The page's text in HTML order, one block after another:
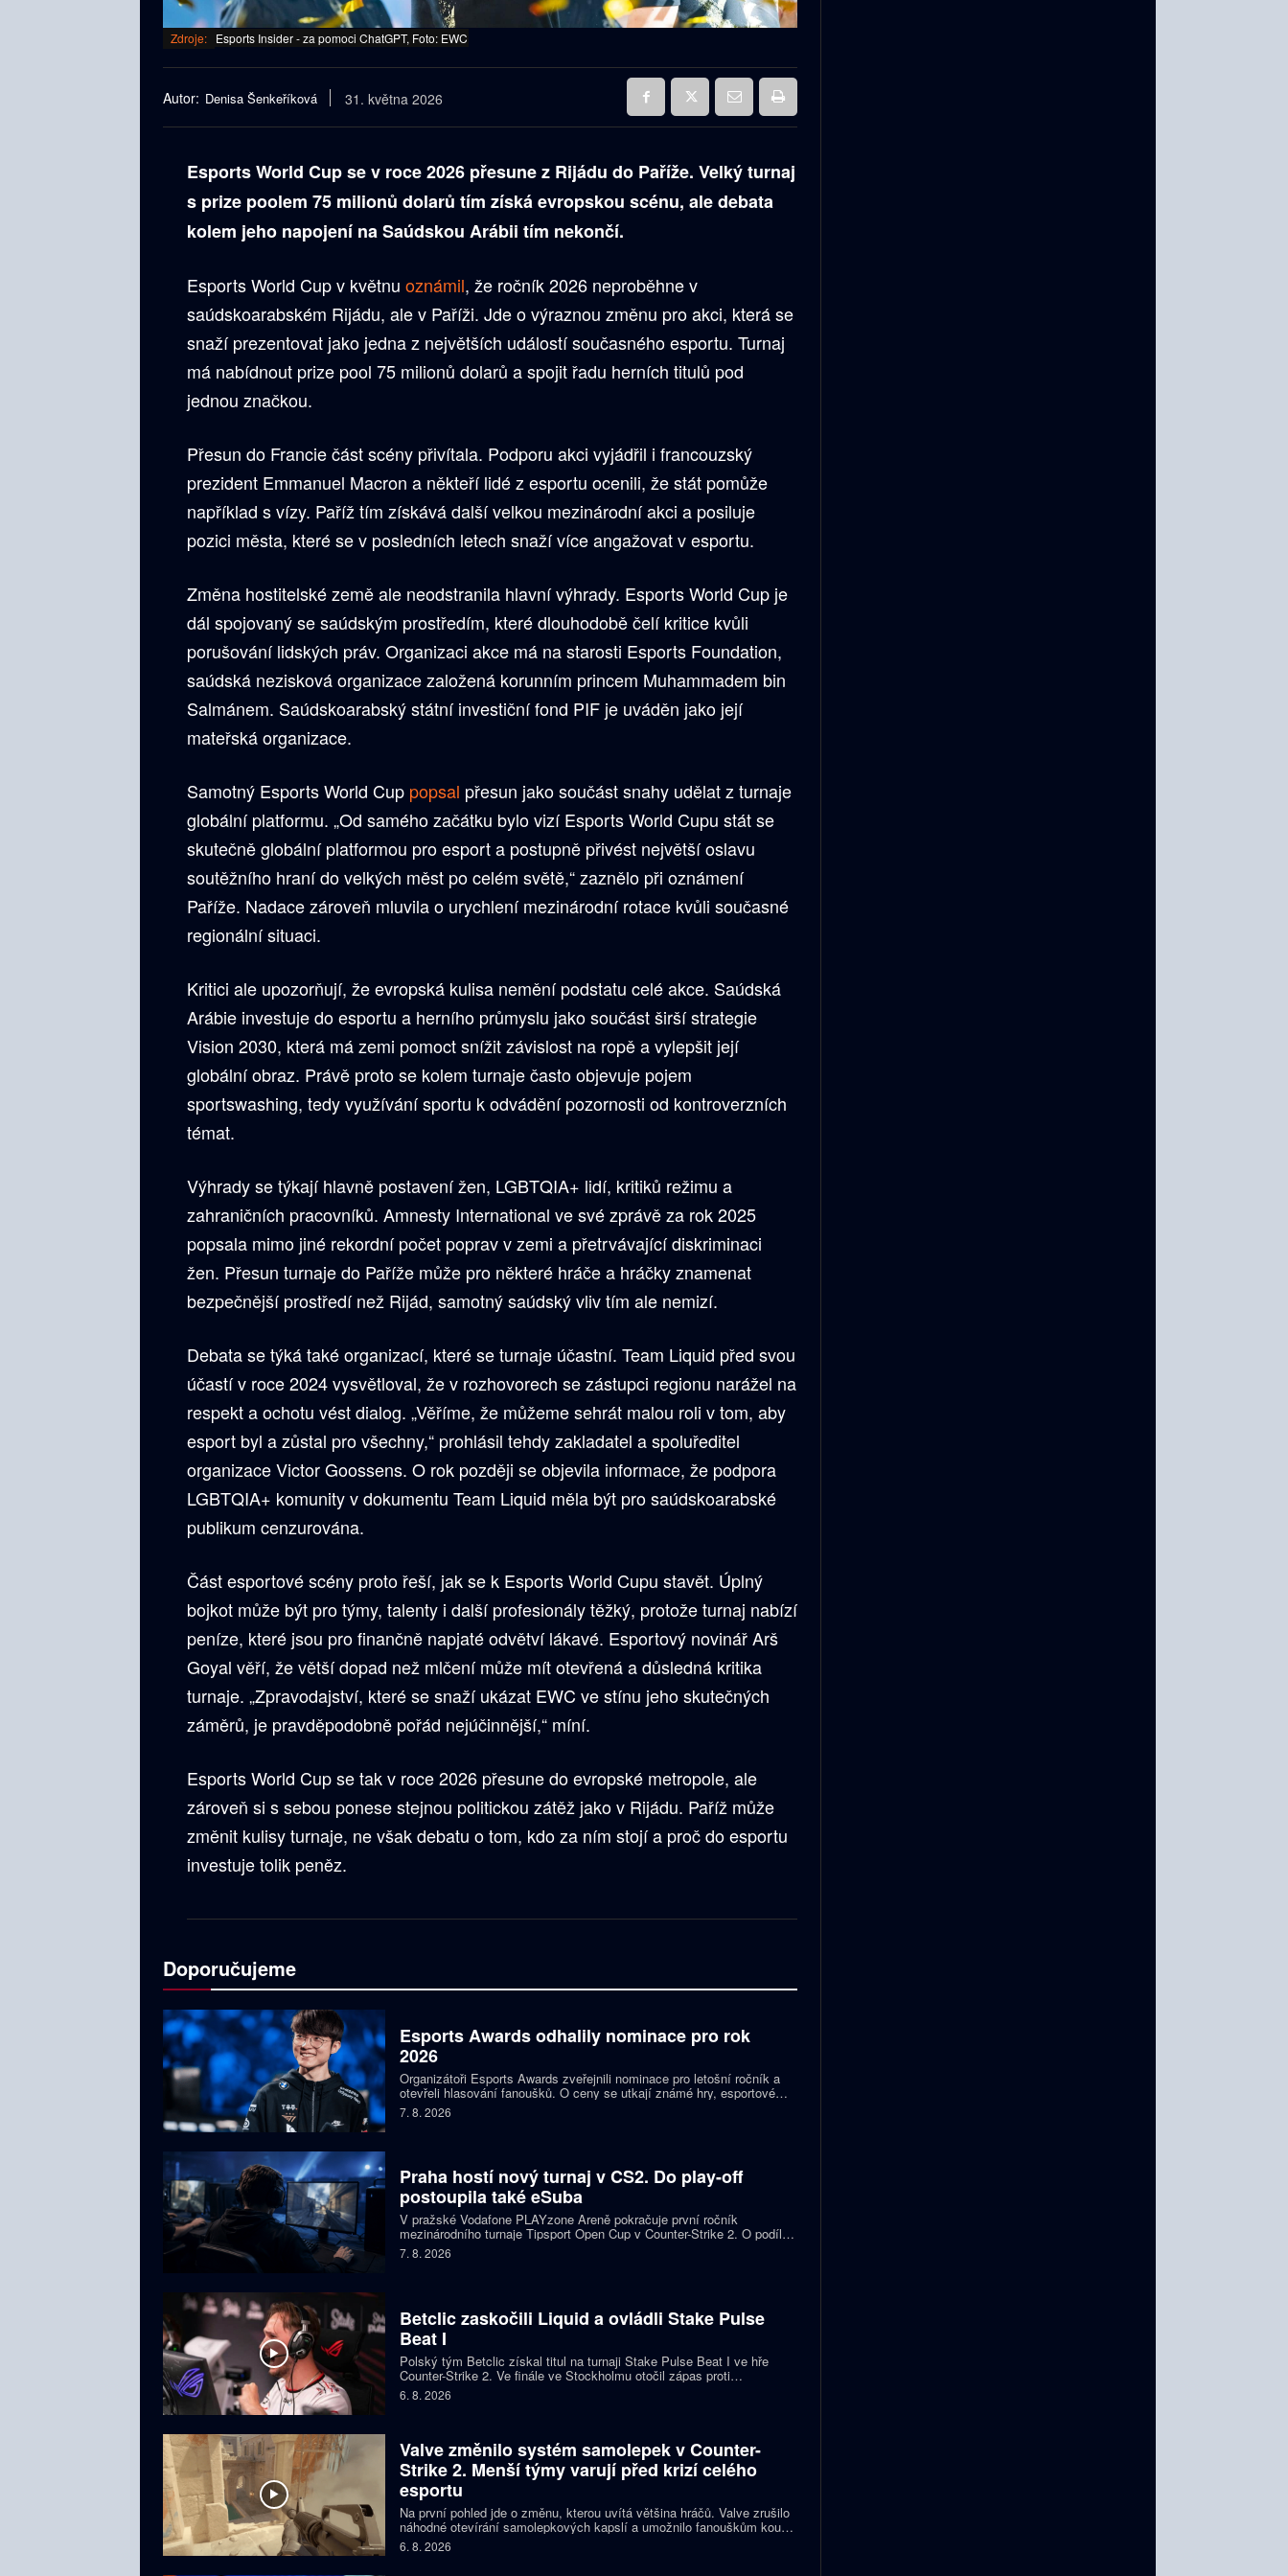
Zdroje: Esports Insider - za pomoci ChatGPT, Foto: EWC
Autor: Denisa Šenkeříková 31. května 2026
Esports World Cup se v roce 2026 přesune z Rijádu do Paříže. Velký turnaj
s prize poolem 75 milionů dolarů tím získá evropskou scénu, ale debata
kolem jeho napojení na Saúdskou Arábii tím nekončí.
Esports World Cup v květnu oznámil, že ročník 2026 neproběhne v
saúdskoarabském Rijádu, ale v Paříži. Jde o výraznou změnu pro akci, která se
snaží prezentovat jako jedna z největších událostí současného esportu. Turnaj
má nabídnout prize pool 75 milionů dolarů a spojit řadu herních titulů pod
jednou značkou.
Přesun do Francie část scény přivítala. Podporu akci vyjádřil i francouzský
prezident Emmanuel Macron a někteří lidé z esportu ocenili, že stát pomůže
například s vízy. Paříž tím získává další velkou mezinárodní akci a posiluje
pozici města, které se v posledních letech snaží více angažovat v esportu.
Změna hostitelské země ale neodstranila hlavní výhrady. Esports World Cup je
dál spojovaný se saúdským prostředím, které dlouhodobě čelí kritice kvůli
porušování lidských práv. Organizaci akce má na starosti Esports Foundation,
saúdská nezisková organizace založená korunním princem Muhammadem bin
Salmánem. Saúdskoarabský státní investiční fond PIF je uváděn jako její
mateřská organizace.
Samotný Esports World Cup popsal přesun jako součást snahy udělat z turnaje
globální platformu. „Od samého začátku bylo vizí Esports World Cupu stát se
skutečně globální platformou pro esport a postupně přivést největší oslavu
soutěžního hraní do velkých měst po celém světě,“ zaznělo při oznámení
Paříže. Nadace zároveň mluvila o urychlení mezinárodní rotace kvůli současné
regionální situaci.
Kritici ale upozorňují, že evropská kulisa nemění podstatu celé akce. Saúdská
Arábie investuje do esportu a herního průmyslu jako součást širší strategie
Vision 2030, která má zemi pomoct snížit závislost na ropě a vylepšit její
globální obraz. Právě proto se kolem turnaje často objevuje pojem
sportswashing, tedy využívání sportu k odvádění pozornosti od kontroverzních
témat.
Výhrady se týkají hlavně postavení žen, LGBTQIA+ lidí, kritiků režimu a
zahraničních pracovníků. Amnesty International ve své zprávě za rok 2025
popsala mimo jiné rekordní počet poprav v zemi a přetrvávající diskriminaci
žen. Přesun turnaje do Paříže může pro některé hráče a hráčky znamenat
bezpečnější prostředí než Rijád, samotný saúdský vliv tím ale nemizí.
Debata se týká také organizací, které se turnaje účastní. Team Liquid před svou
účastí v roce 2024 vysvětloval, že v rozhovorech se zástupci regionu narážel na
respekt a ochotu vést dialog. „Věříme, že můžeme sehrát malou roli v tom, aby
esport byl a zůstal pro všechny,“ prohlásil tehdy zakladatel a spoluředitel
organizace Victor Goossens. O rok později se objevila informace, že podpora
LGBTQIA+ komunity v dokumentu Team Liquid měla být pro saúdskoarabské
publikum cenzurována.
Část esportové scény proto řeší, jak se k Esports World Cupu stavět. Úplný
bojkot může být pro týmy, talenty i další profesionály těžký, protože turnaj nabízí
peníze, které jsou pro finančně napjaté odvětví lákavé. Esportový novinář Arš
Goyal věří, že větší dopad než mlčení může mít otevřená a důsledná kritika
turnaje. „Zpravodajství, které se snaží ukázat EWC ve stínu jeho skutečných
záměrů, je pravděpodobně pořád nejúčinnější,“ míní.
Esports World Cup se tak v roce 2026 přesune do evropské metropole, ale
zároveň si s sebou ponese stejnou politickou zátěž jako v Rijádu. Paříž může
změnit kulisy turnaje, ne však debatu o tom, kdo za ním stojí a proč do esportu
investuje tolik peněz.
Doporučujeme
Esports Awards odhalily nominace pro rok
2026
Organizátoři Esports Awards zveřejnili nominace pro letošní ročník a
otevřeli hlasování fanoušků. O ceny se utkají známé hry, esportové
týmy, streameři i další osobnosti scény. Mezi nominovanými nechybějí
Faker, Jynxzi, Kai Cenat nebo IShowSpeed.
7. 8. 2026
Praha hostí nový turnaj v CS2. Do play-off
postoupila také eSuba
V pražské Vodafone PLAYzone Areně pokračuje první ročník
mezinárodního turnaje Tipsport Open Cup v Counter-Strike 2. O podíl z
prize poolu 11 tisíc eur a body do žebříčku VRS bojuje devět týmů.
Česká eSuba si už zajistila postup do play-off.
7. 8. 2026
Betclic zaskočili Liquid a ovládli Stake Pulse
Beat I
Polský tým Betclic získal titul na turnaji Stake Pulse Beat I ve hře
Counter-Strike 2. Ve finále ve Stockholmu otočil zápas proti
favorizovaným Liquid a zvítězil 2:1 na mapy.
6. 8. 2026
Valve změnilo systém samolepek v Counter-
Strike 2. Menší týmy varují před krizí celého
esportu
Na první pohled jde o změnu, kterou uvítá většina hráčů. Valve zrušilo
náhodné otevírání samolepkových kapslí a umožnilo fanouškům koupit
si přímo samolepku svého oblíbeného týmu nebo hráče. Podle řady
organizací ale nový systém dramaticky snižuje jejich příjmy a může
6. 8. 2026